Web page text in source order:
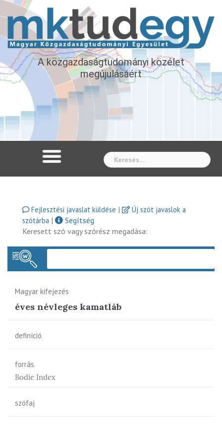
A közgazdaságtudományi közélet
megújulásáért
Fejlesztési javaslat küldése |
Új szót javaslok a
szótárba |
Segítség
Keresett szó vagy szórész megadása:
Magyar kifejezés
éves névleges kamatláb
definíció
forrás
Bodie Index
szófaj